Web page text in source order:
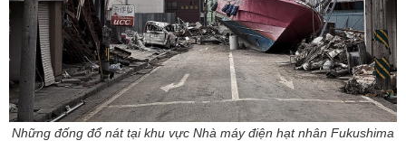
Những đống đổ nát tại khu vực Nhà máy điện hạt nhân Fukushima